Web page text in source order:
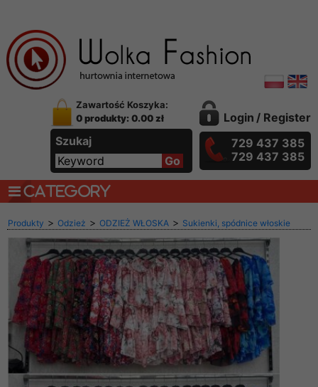
Zawartość Koszyka:
0 produkty: 0.00 zł
Szukaj
Login / Register
729 437 385
729 437 385
CATEGORY
Produkty > Odzież > ODZIEŻ WŁOSKA > Sukienki, spódnice włoskie